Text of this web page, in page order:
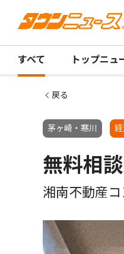
すべて トップニュ
戻る
茅ヶ崎・寒川
無料相
湘南不動産